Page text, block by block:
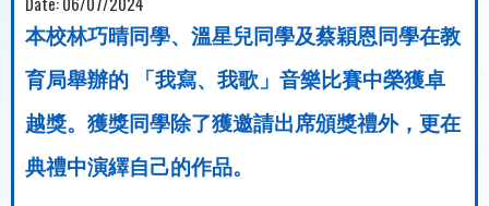
本校林巧晴同學、溫星兒同學及蔡穎恩同學在教
育局舉辦的 「我寫、我歌」音樂比賽中榮獲卓
越獎。獲獎同學除了獲邀請出席頒獎禮外，更在
典禮中演繹自己的作品。